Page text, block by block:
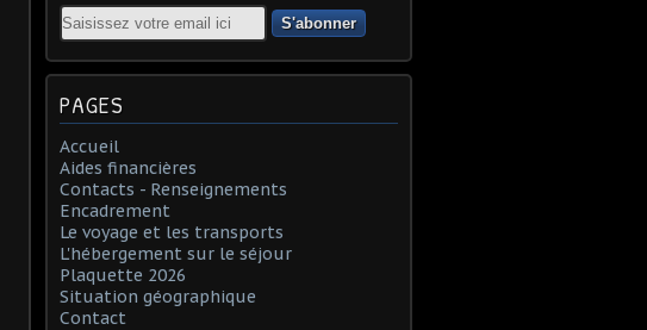
Email
PAGES
Accueil
Aides financières
Contacts - Renseignements
Encadrement
Le voyage et les transports
L'hébergement sur le séjour
Plaquette 2026
Situation géographique
Contact